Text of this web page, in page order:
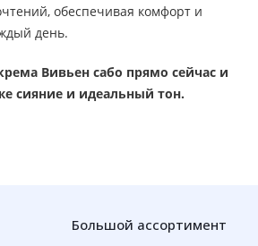
обеспечивая комфорт и
день.
Вивьен сабо прямо сейчас и
сияние и идеальный тон.
Большой ассортимент